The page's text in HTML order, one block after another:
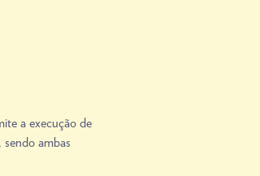
a execução de
ambas